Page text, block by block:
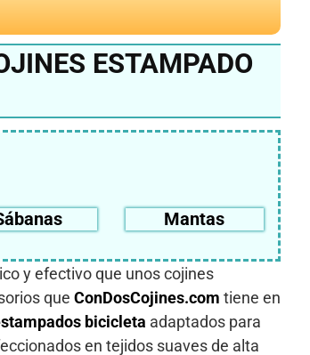
ESTAMPADO
Mantas
y efectivo que unos cojines
que ConDosCojines.com tiene en
bicicleta adaptados para
en tejidos suaves de alta